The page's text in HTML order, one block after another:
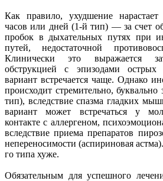
Как правило, ухудшение
часов или дней (1-й тип) — за счет
пробок в дыхательных путях при
путей, недостаточной
Клинически это выражается
обструкцией с эпизодами острых
вариант встречается чаще. Однако
происходит стремительно, буквально
тип), вследствие спазма гладких
вариант может встречаться у
контакте с аллергеном,
вследствие приема препаратов
непереносимости (аспириновая
го типа хуже.
Обязательным для успешного